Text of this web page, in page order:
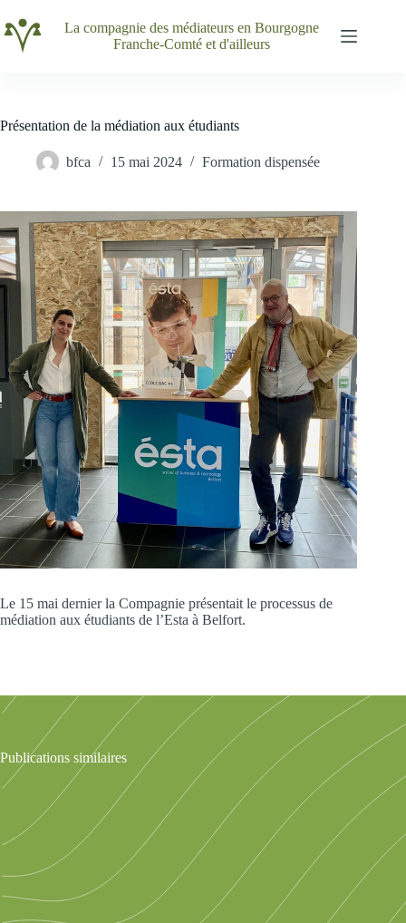
au
contenu
La compagnie des médiateurs en Bourgogne
Franche-Comté et d'ailleurs
Présentation de la médiation aux étudiants
bfca 15 mai 2024 Formation dispensée
Le 15 mai dernier la Compagnie présentait le processus de
médiation aux étudiants de l’Esta à Belfort.
Publications similaires